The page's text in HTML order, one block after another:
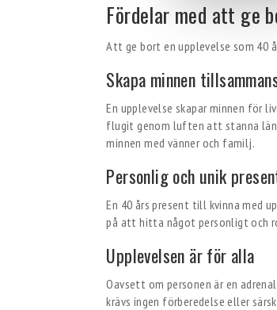
Fördelar med att ge
Att ge bort en upplevelse som 40
Skapa minnen
En upplevelse skapar minnen för
flugit genom luften att stanna
minnen med vänner och familj.
Personlig och unik
En 40 års present till kvinna med
på att hitta något personligt och
Upplevelsen är för alla
Oavsett om personen är en
krävs ingen förberedelse eller